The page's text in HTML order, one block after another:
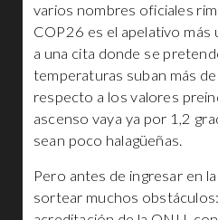
varios nombres oficiales
COP26 es el apelativo más
a una cita donde se
temperaturas suban más
respecto a los valores
ascenso vaya ya por 1,2
sean poco halagüeñas.
Pero antes de ingresar en
sortear muchos